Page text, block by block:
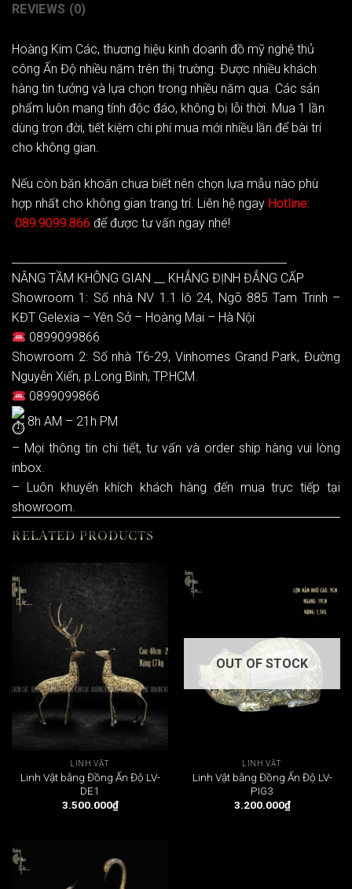
REVIEWS (0)
Hoàng Kim Các, thương hiệu kinh doanh đồ mỹ nghệ thủ
công Ấn Độ nhiều năm trên thị trường. Được nhiều khách
hàng tin tưởng và lựa chọn trong nhiều năm qua. Các sản
phẩm luôn mang tính độc đáo, không bị lỗi thời. Mua 1 lần
dùng trọn đời, tiết kiệm chi phí mua mới nhiều lần để bài trí
cho không gian.
Nếu còn băn khoăn chưa biết nên chọn lựa mẫu nào phù
hợp nhất cho không gian trang trí. Liên hệ ngay Hotline:
089.9099.866 để được tư vấn ngay nhé!
NÂNG TẦM KHÔNG GIAN __ KHẲNG ĐỊNH ĐẲNG CẤP
Showroom 1: Số nhà NV 1.1 lô 24, Ngõ 885 Tam Trinh –
KĐT Gelexia – Yên Sở – Hoàng Mai – Hà Nội
0899099866
Showroom 2: Số nhà T6-29, Vinhomes Grand Park, Đường
Nguyễn Xiển, p.Long Bình, TP.HCM.
0899099866
8h AM – 21h PM
– Mọi thông tin chi tiết, tư vấn và order ship hàng vui lòng
inbox.
– Luôn khuyến khích khách hàng đến mua trực tiếp tại
showroom.
RELATED PRODUCTS
LINH VẬT
Linh Vật bằng Đồng Ấn Độ LV-
DE1
3.500.000₫
OUT OF STOCK
LINH VẬT
Linh Vật bằng Đồng Ấn Độ LV-
PIG3
3.200.000₫